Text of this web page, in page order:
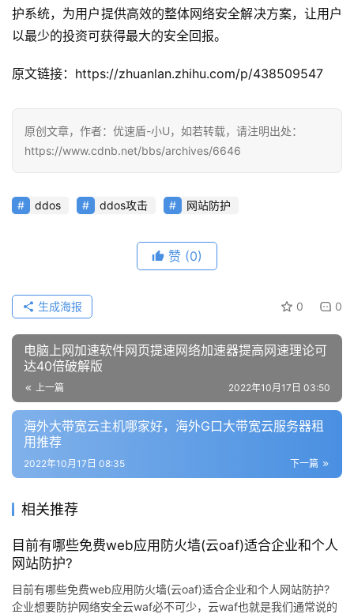
公
问
答
社
区
优
盾
动
态
护系统，为用户提供高效的整体网络安全解决方案，让用户
以最少的投资可获得最大的安全回报。
原文链接：https://zhuanlan.zhihu.com/p/438509547
原创文章，作者：优速盾-小U，如若转载，请注明出处：
https://www.cdnb.net/bbs/archives/6646
ddos ddos攻击 网站防护
赞 (0)
0 0
生成海报
电脑上网加速软件网页提速网络加速器提高网速理论可
达40倍破解版
上一篇 2022年10月17日 03:50
海外大带宽云主机哪家好，海外G口大带宽云服务器租
用推荐
下一篇
2022年10月17日 08:35
相关推荐
目前有哪些免费web应用防火墙(云oaf)适合企业和个人
网站防护?
目前有哪些免费web应用防火墙(云oaf)适合企业和个人网站防护?
企业想要防护网络安全云waf必不可少，云waf也就是我们通常说的